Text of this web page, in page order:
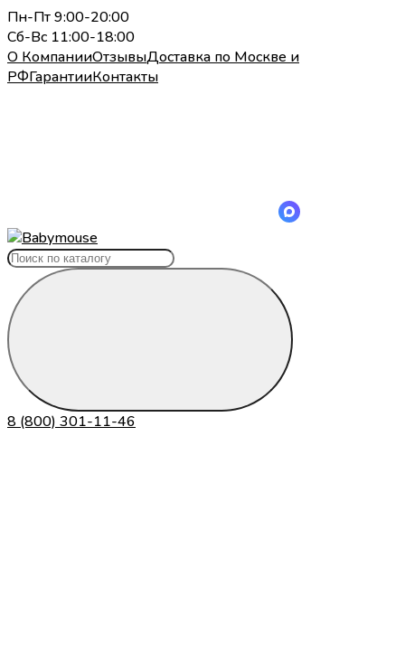
Пн-Пт 9:00-20:00
Сб-Вс 11:00-18:00
О КомпанииОтзывыДоставка по Москве и
РФГарантииКонтакты
8 (800) 301-11-46